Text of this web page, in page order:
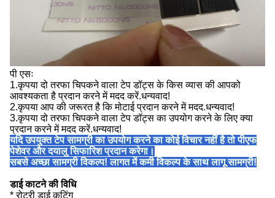
पी एसः
1.कृपया दो तरफा चिपकने वाला टेप डॉट्स के किस व्यास की आपको
आवश्यकता है प्रदान करने में मदद करें.धन्यवाद!
2.कृपया आप की जरूरत है कि मोटाई प्रदान करने में मदद.धन्यवाद!
3.कृपया दो तरफा चिपकने वाला टेप डॉट्स का उपयोग करने के लिए क्या
प्रदान करने में मदद करें.धन्यवाद!
यदि उपयुक्त टेप सामग्री का उपयोग करने का कोई विचार नहीं है तो पीएफ
पेशेवर और दयालु सिफारिश प्रदान करेगा।
सबसे अच्छा सामग्री विकल्प! लागत में कमी विकल्प के साथ लागू सामग्री!
डाई काटने की विधि
* रोटरी डाई कटिंग